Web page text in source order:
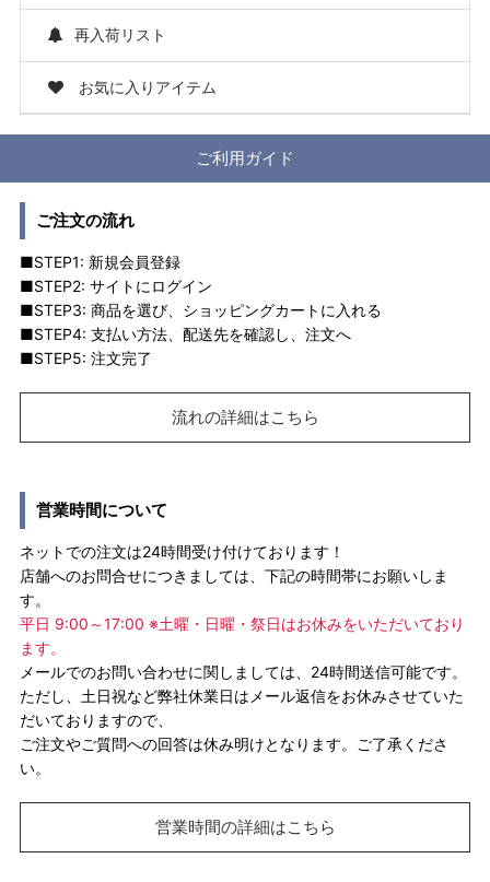
再入荷リスト
お気に入りアイテム
ご利用ガイド
ご注文の流れ
■STEP1: 新規会員登録
■STEP2: サイトにログイン
■STEP3: 商品を選び、ショッピングカートに入れる
■STEP4: 支払い方法、配送先を確認し、注文へ
■STEP5: 注文完了
流れの詳細はこちら
営業時間について
ネットでの注文は24時間受け付けております！
店舗へのお問合せにつきましては、下記の時間帯にお願いしま
す。
平日 9:00～17:00 ※土曜・日曜・祭日はお休みをいただいており
ます。
メールでのお問い合わせに関しましては、24時間送信可能です。
ただし、土日祝など弊社休業日はメール返信をお休みさせていた
だいておりますので、
ご注文やご質問への回答は休み明けとなります。ご了承くださ
い。
営業時間の詳細はこちら